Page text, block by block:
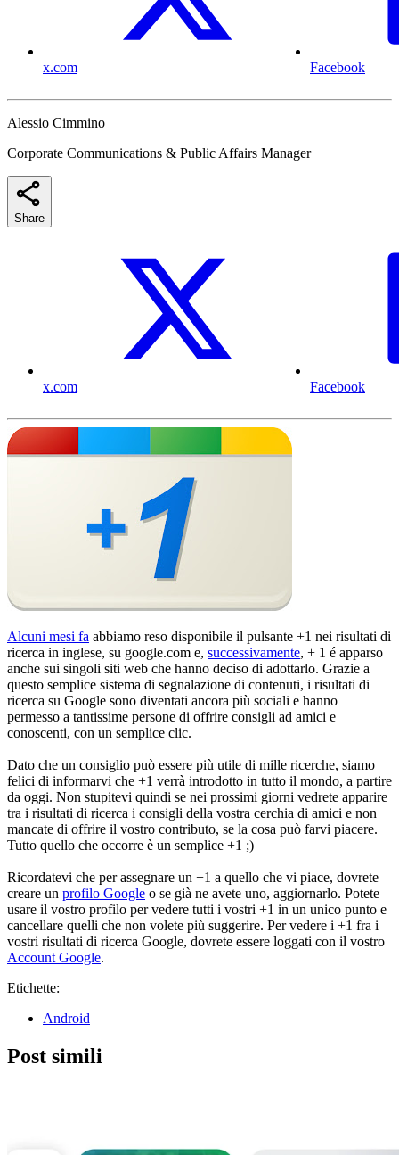
x.com Facebook
Alessio Cimmino
Corporate Communications & Public Affairs Manager
Share
x.com Facebook
Alcuni mesi fa abbiamo reso disponibile il pulsante +1 nei risultati di
ricerca in inglese, su google.com e, successivamente, + 1 é apparso
anche sui singoli siti web che hanno deciso di adottarlo. Grazie a
questo semplice sistema di segnalazione di contenuti, i risultati di
ricerca su Google sono diventati ancora più sociali e hanno
permesso a tantissime persone di offrire consigli ad amici e
conoscenti, con un semplice clic.
Dato che un consiglio può essere più utile di mille ricerche, siamo
felici di informarvi che +1 verrà introdotto in tutto il mondo, a partire
da oggi. Non stupitevi quindi se nei prossimi giorni vedrete apparire
tra i risultati di ricerca i consigli della vostra cerchia di amici e non
mancate di offrire il vostro contributo, se la cosa può farvi piacere.
Tutto quello che occorre è un semplice +1 ;)
Ricordatevi che per assegnare un +1 a quello che vi piace, dovrete
creare un profilo Google o se già ne avete uno, aggiornarlo. Potete
usare il vostro profilo per vedere tutti i vostri +1 in un unico punto e
cancellare quelli che non volete più suggerire. Per vedere i +1 fra i
vostri risultati di ricerca Google, dovrete essere loggati con il vostro
Account Google.
Etichette:
Android
Post simili